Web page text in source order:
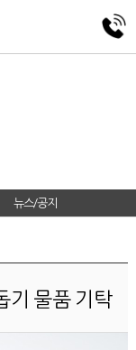
뉴스/공지
기 물품 기탁